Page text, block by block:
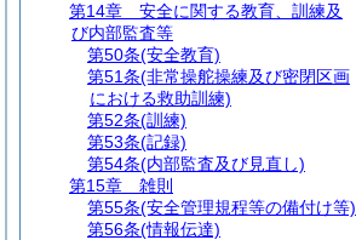
第14章
安全に関する教育、訓練及
び内部監査等
第50条(安全教育)
第51条(非常操舵操練及び密閉区画
における救助訓練)
第52条(訓練)
第53条(記録)
第54条(内部監査及び見直し)
第15章
雑則
第55条(安全管理規程等の備付け等)
第56条(情報伝達)